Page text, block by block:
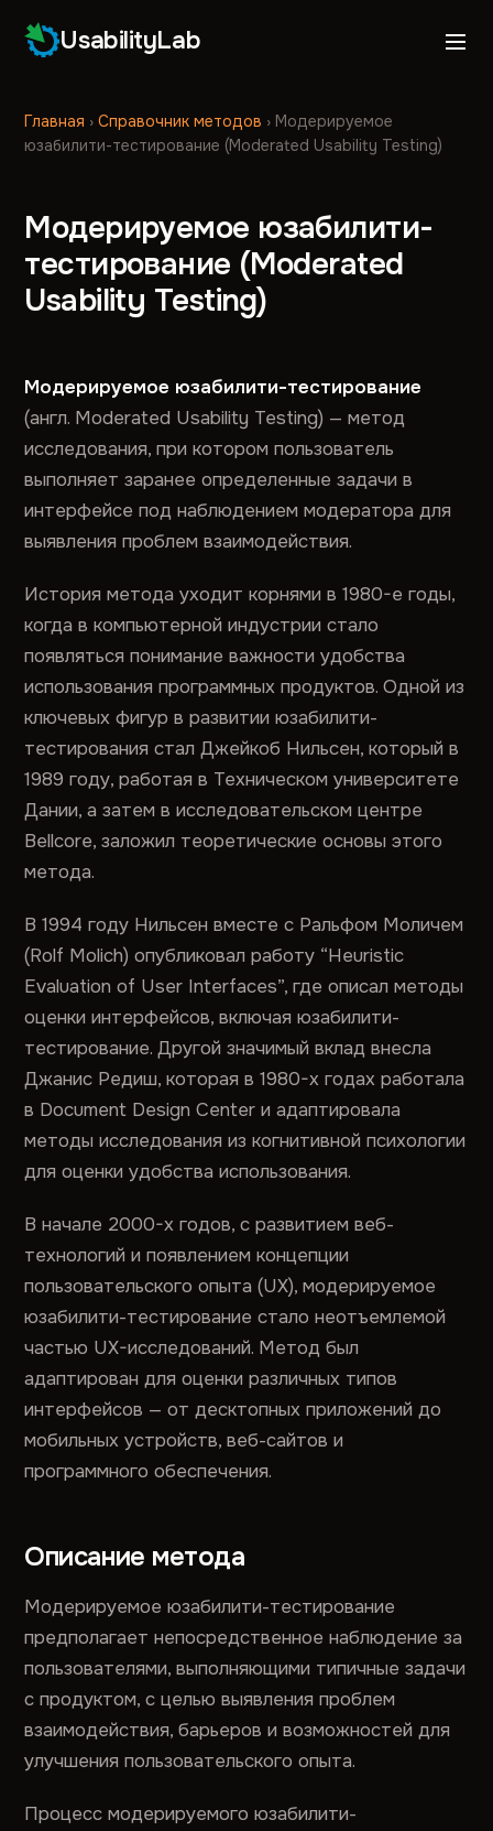
UsabilityLab
Главная ›Справочник методов › Модерируемое
юзабилити-тестирование (Moderated Usability Testing)
Модерируемое юзабилити-
тестирование (Moderated
Usability Testing)
Модерируемое юзабилити-тестирование
(англ. Moderated Usability Testing) — метод
исследования, при котором пользователь
выполняет заранее определенные задачи в
интерфейсе под наблюдением модератора для
выявления проблем взаимодействия.
История метода уходит корнями в 1980-е годы,
когда в компьютерной индустрии стало
появляться понимание важности удобства
использования программных продуктов. Одной из
ключевых фигур в развитии юзабилити-
тестирования стал Джейкоб Нильсен, который в
1989 году, работая в Техническом университете
Дании, а затем в исследовательском центре
Bellcore, заложил теоретические основы этого
метода.
В 1994 году Нильсен вместе с Ральфом Моличем
(Rolf Molich) опубликовал работу “Heuristic
Evaluation of User Interfaces”, где описал методы
оценки интерфейсов, включая юзабилити-
тестирование. Другой значимый вклад внесла
Джанис Редиш, которая в 1980-х годах работала
в Document Design Center и адаптировала
методы исследования из когнитивной психологии
для оценки удобства использования.
В начале 2000-х годов, с развитием веб-
технологий и появлением концепции
пользовательского опыта (UX), модерируемое
юзабилити-тестирование стало неотъемлемой
частью UX-исследований. Метод был
адаптирован для оценки различных типов
интерфейсов — от десктопных приложений до
мобильных устройств, веб-сайтов и
программного обеспечения.
Описание метода
Модерируемое юзабилити-тестирование
предполагает непосредственное наблюдение за
пользователями, выполняющими типичные задачи
с продуктом, с целью выявления проблем
взаимодействия, барьеров и возможностей для
улучшения пользовательского опыта.
Процесс модерируемого юзабилити-